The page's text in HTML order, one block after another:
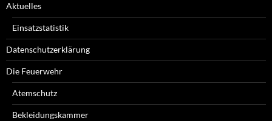
Aktuelles
Einsatzstatistik
Datenschutzerklärung
Die Feuerwehr
Atemschutz
Bekleidungskammer